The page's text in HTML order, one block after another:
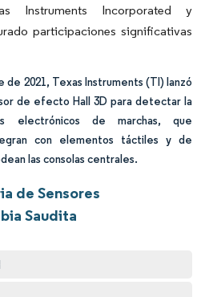
Instruments Incorporated y
participaciones significativas
2021, Texas Instruments (TI) lanzó
de efecto Hall 3D para detectar la
electrónicos de marchas, que
con elementos táctiles y de
las consolas centrales.
de Sensores
Saudita